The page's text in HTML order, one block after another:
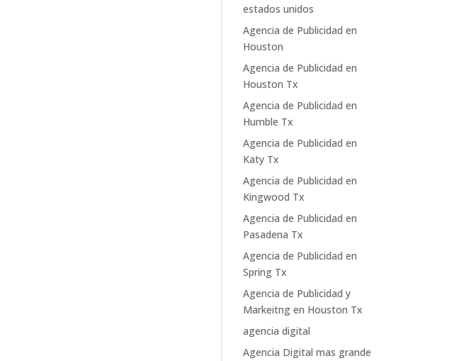
estados unidos
Agencia de Publicidad en
Houston
Agencia de Publicidad en
Houston Tx
Agencia de Publicidad en
Humble Tx
Agencia de Publicidad en
Katy Tx
Agencia de Publicidad en
Kingwood Tx
Agencia de Publicidad en
Pasadena Tx
Agencia de Publicidad en
Spring Tx
Agencia de Publicidad y
Markeitng en Houston Tx
agencia digital
Agencia Digital mas grande